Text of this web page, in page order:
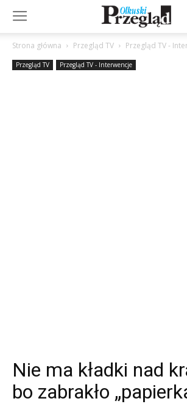
Strona główna Przegląd TV Przegląd TV -
Przegląd TV Przegląd TV - Interwencje
Nie ma kładki nad
bo zabrakło